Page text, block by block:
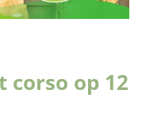
corso op 12